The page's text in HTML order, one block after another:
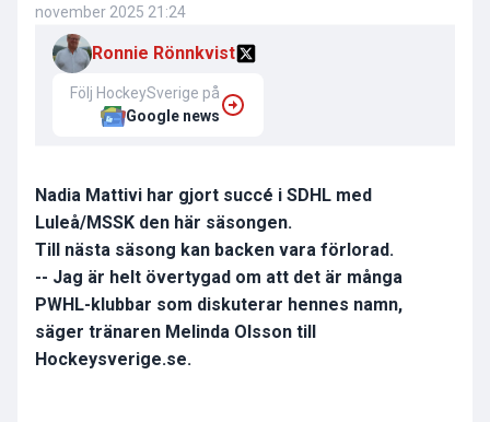
november 2025 21:24
Ronnie Rönnkvist
Följ HockeySverige på
Google news
Nadia Mattivi har gjort succé i SDHL med
Luleå/MSSK den här säsongen.
Till nästa säsong kan backen vara förlorad.
-- Jag är helt övertygad om att det är många
PWHL-klubbar som diskuterar hennes namn,
säger tränaren Melinda Olsson till
Hockeysverige.se.